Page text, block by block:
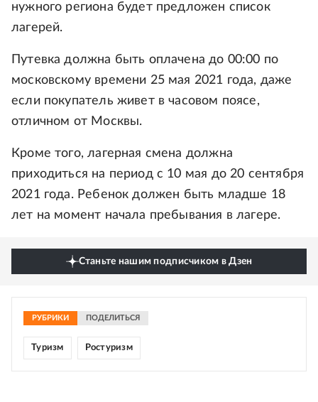
нужного региона будет предложен список
лагерей.
Путевка должна быть оплачена до 00:00 по
московскому времени 25 мая 2021 года, даже
если покупатель живет в часовом поясе,
отличном от Москвы.
Кроме того, лагерная смена должна
приходиться на период с 10 мая до 20 сентября
2021 года. Ребенок должен быть младше 18
лет на момент начала пребывания в лагере.
Станьте нашим подписчиком в Дзен
РУБРИКИ ПОДЕЛИТЬСЯ
Туризм Ростуризм